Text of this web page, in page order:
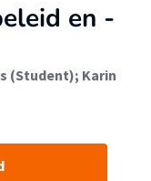
en -
(Student); Karin